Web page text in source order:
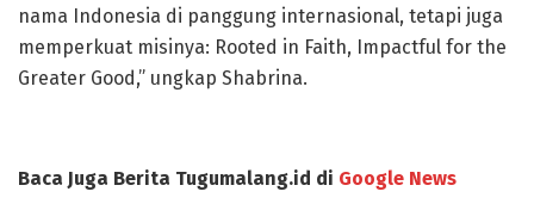
nama Indonesia di panggung internasional, tetapi juga
memperkuat misinya: Rooted in Faith, Impactful for the
Greater Good,” ungkap Shabrina.
Baca Juga Berita Tugumalang.id di Google News